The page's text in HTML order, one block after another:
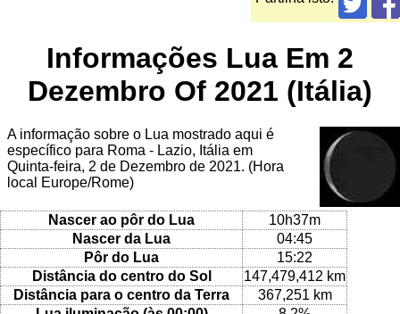
Informações Lua Em 2
Dezembro Of 2021 (Itália)
A informação sobre o Lua mostrado aqui é
específico para Roma - Lazio, Itália em
Quinta-feira, 2 de Dezembro de 2021. (Hora
local Europe/Rome)
Nascer ao pôr do Lua
10h37m
Nascer da Lua
04:45
Pôr do Lua
15:22
Distância do centro do Sol
147,479,412 km
Distância para o centro da Terra
367,251 km